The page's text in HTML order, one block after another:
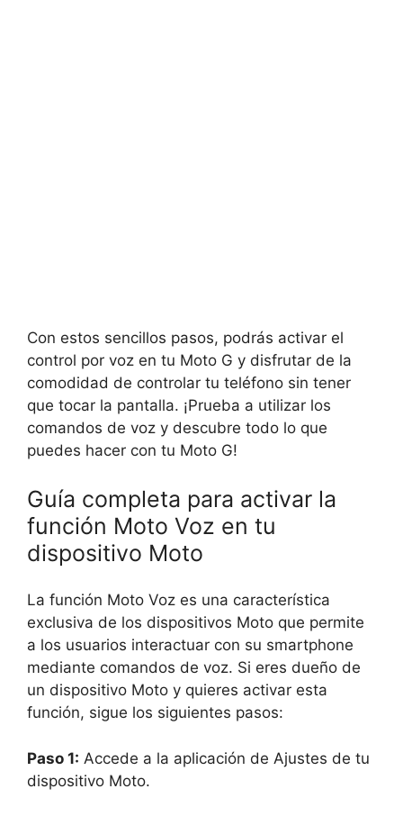
Con estos sencillos pasos, podrás activar el
control por voz en tu Moto G y disfrutar de la
comodidad de controlar tu teléfono sin tener
que tocar la pantalla. ¡Prueba a utilizar los
comandos de voz y descubre todo lo que
puedes hacer con tu Moto G!
Guía completa para activar la
función Moto Voz en tu
dispositivo Moto
La función Moto Voz es una característica
exclusiva de los dispositivos Moto que permite
a los usuarios interactuar con su smartphone
mediante comandos de voz. Si eres dueño de
un dispositivo Moto y quieres activar esta
función, sigue los siguientes pasos:
Paso 1: Accede a la aplicación de Ajustes de tu
dispositivo Moto.